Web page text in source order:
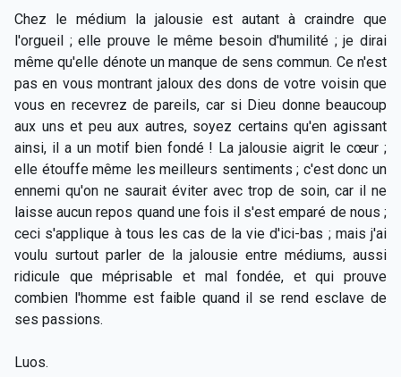
Chez le médium la jalousie est autant à craindre que
l'orgueil ; elle prouve le même besoin d'humilité ; je dirai
même qu'elle dénote un manque de sens commun. Ce n'est
pas en vous montrant jaloux des dons de votre voisin que
vous en recevrez de pareils, car si Dieu donne beaucoup
aux uns et peu aux autres, soyez certains qu'en agissant
ainsi, il a un motif bien fondé ! La jalousie aigrit le cœur ;
elle étouffe même les meilleurs sentiments ; c'est donc un
ennemi qu'on ne saurait éviter avec trop de soin, car il ne
laisse aucun repos quand une fois il s'est emparé de nous ;
ceci s'applique à tous les cas de la vie d'ici-bas ; mais j'ai
voulu surtout parler de la jalousie entre médiums, aussi
ridicule que méprisable et mal fondée, et qui prouve
combien l'homme est faible quand il se rend esclave de
ses passions.
Luos.